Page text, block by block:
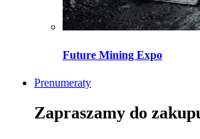
Future Mining Expo
Prenumeraty
Zapraszamy do